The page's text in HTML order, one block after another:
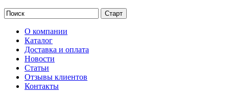
О компании
Каталог
Доставка и оплата
Новости
Статьи
Отзывы клиентов
Контакты